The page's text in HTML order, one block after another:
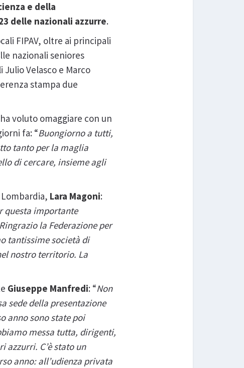
e della
delle nazionali azzurre.
FIPAV, oltre ai principali
nazionali seniores
Velasco e Marco
stampa due
ha voluto omaggiare con un
fa: “Buongiorno a tutti,
tanto per la maglia
di cercare, insieme agli
Lara Magoni:
questa importante
la Federazione per
tantissime società di
nostro territorio. La
Giuseppe Manfredi: “Non
sede della presentazione
anno sono state poi
messa tutta, dirigenti,
C’è stato un
anno: all’udienza privata